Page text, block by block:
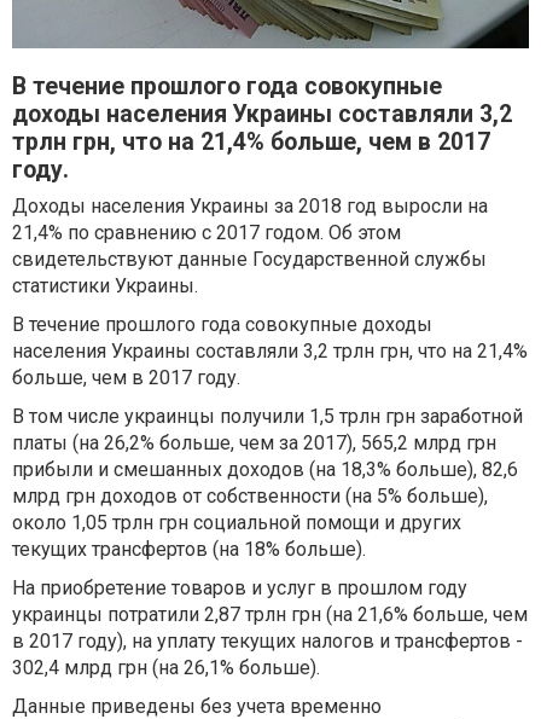
В течение прошлого года совокупные
доходы населения Украины составляли 3,2
трлн грн, что на 21,4% больше, чем в 2017
году.
Доходы населения Украины за 2018 год выросли на
21,4% по сравнению с 2017 годом. Об этом
свидетельствуют данные Государственной службы
статистики Украины.
В течение прошлого года совокупные доходы
населения Украины составляли 3,2 трлн грн, что на 21,4%
больше, чем в 2017 году.
В том числе украинцы получили 1,5 трлн грн заработной
платы (на 26,2% больше, чем за 2017), 565,2 млрд грн
прибыли и смешанных доходов (на 18,3% больше), 82,6
млрд грн доходов от собственности (на 5% больше),
около 1,05 трлн грн социальной помощи и других
текущих трансфертов (на 18% больше).
На приобретение товаров и услуг в прошлом году
украинцы потратили 2,87 трлн грн (на 21,6% больше, чем
в 2017 году), на уплату текущих налогов и трансфертов -
302,4 млрд грн (на 26,1% больше).
Данные приведены без учета временно